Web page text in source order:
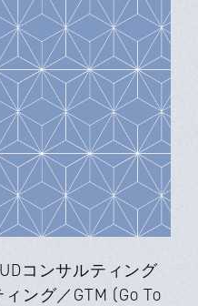
コンサルティング
ング／GTM (Go To